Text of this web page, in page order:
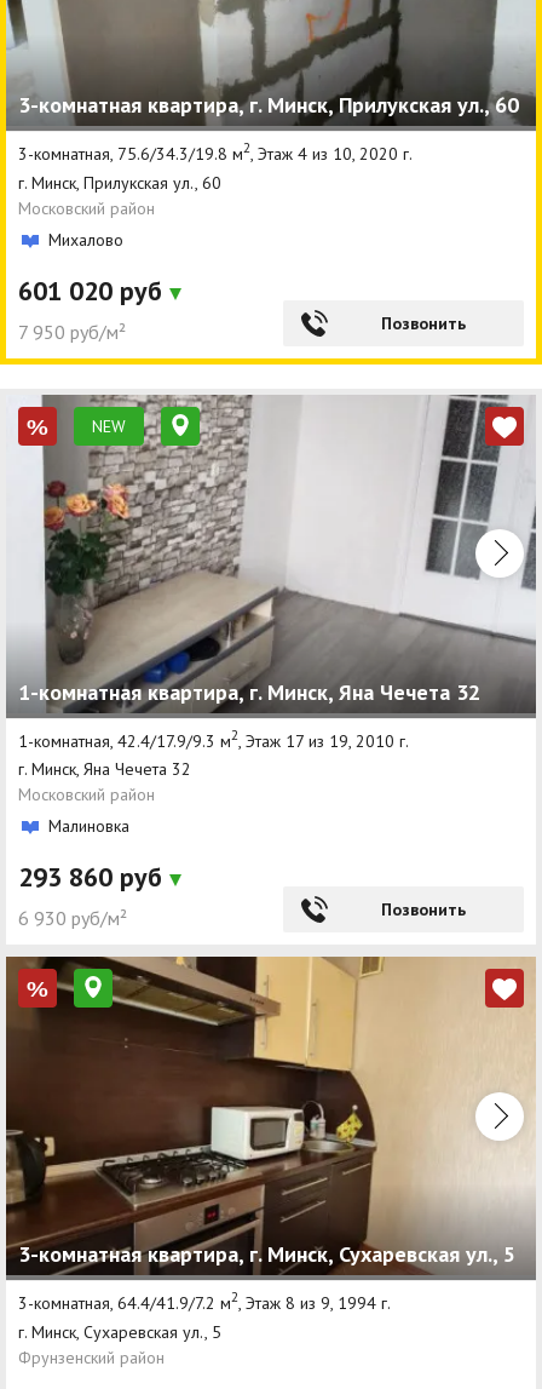
3-комнатная квартира, г. Минск, Прилукская ул., 60
3-комнатная, 75.6/34.3/19.8 м2, Этаж 4 из 10, 2020 г.
г. Минск, Прилукская ул., 60
Московский район
Михалово
601 020 руб
7 950 руб/м² Позвонить
% NEW
1-комнатная квартира, г. Минск, Яна Чечета 32
1-комнатная, 42.4/17.9/9.3 м2 , Этаж 17 из 19, 2010 г.
г. Минск, Яна Чечета 32
Московский район
Малиновка
293 860 руб
6 930 руб/м² Позвонить
%
3-комнатная квартира, г. Минск, Сухаревская ул., 5
3-комнатная, 64.4/41.9/7.2 м2, Этаж 8 из 9, 1994 г.
г. Минск, Сухаревская ул., 5
Фрунзенский район